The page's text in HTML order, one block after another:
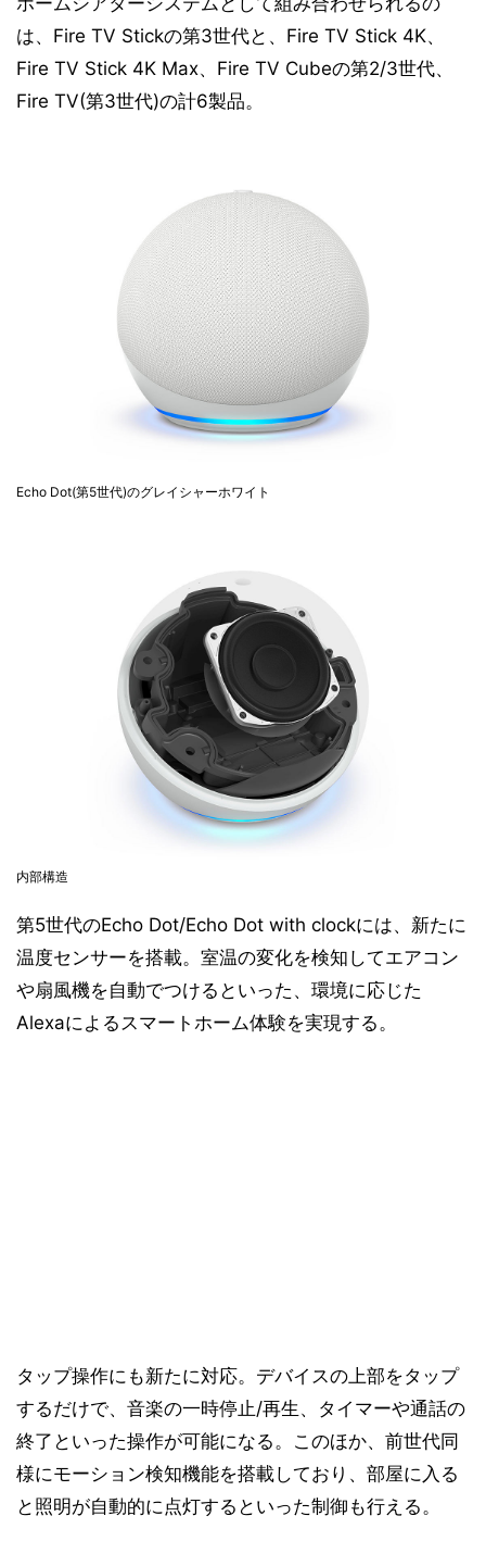
は、Fire TV Stickの第3世代と、Fire TV Stick 4K、
Fire TV Stick 4K Max、Fire TV Cubeの第2/3世代、
Fire TV(第3世代)の計6製品。
Echo Dot(第5世代)のグレイシャーホワイト
内部構造
第5世代のEcho Dot/Echo Dot with clockには、新たに
温度センサーを搭載。室温の変化を検知してエアコン
や扇風機を自動でつけるといった、環境に応じた
Alexaによるスマートホーム体験を実現する。
タップ操作にも新たに対応。デバイスの上部をタップ
するだけで、音楽の一時停止/再生、タイマーや通話の
終了といった操作が可能になる。このほか、前世代同
様にモーション検知機能を搭載しており、部屋に入る
と照明が自動的に点灯するといった制御も行える。